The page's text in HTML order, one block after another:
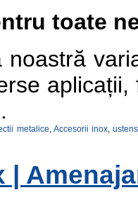
toate
noastră
metalice, Accesorii inox,
|